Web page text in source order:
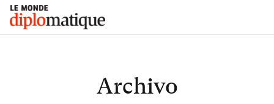
Skip
content
Le monde diplomatique
Archivo